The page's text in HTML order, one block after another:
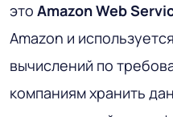
это Amazon Web
Amazon и
вычислений по
компаниям хранить